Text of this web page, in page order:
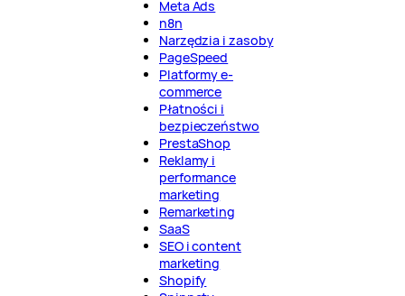
Meta Ads
n8n
Narzędzia i zasoby
PageSpeed
Platformy e-
commerce
Płatności i
bezpieczeństwo
PrestaShop
Reklamy i
performance
marketing
Remarketing
SaaS
SEO i content
marketing
Shopify